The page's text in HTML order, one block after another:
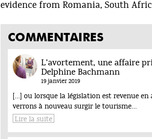
evidence from Romania, South
COMMENTAIRES
L’avortement, une affaire
Delphine Bachmann
19 janvier 2019
[…] ou lorsque la législation est revenue
verrons à nouveau surgir le tourisme…
Lire la suite